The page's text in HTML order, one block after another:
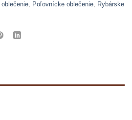
, Poľovnícke oblečenie, Rybárske